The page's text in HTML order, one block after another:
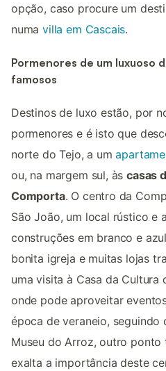
opção, caso procure um
numavilla em Cascais.
Pormenores de um luxuoso
famosos
Destinos de luxo estão, por
pormenores e é isto que
norte do Tejo, a um
ou, na margem sul, àscasas
Comporta. O centro da
São João, um local rústico e
construções em branco e
bonita igreja e muitas lojas
uma visita à Casa da
onde pode aproveitar
época de veraneio, seguindo
Museu do Arroz, outro
exalta a importância deste